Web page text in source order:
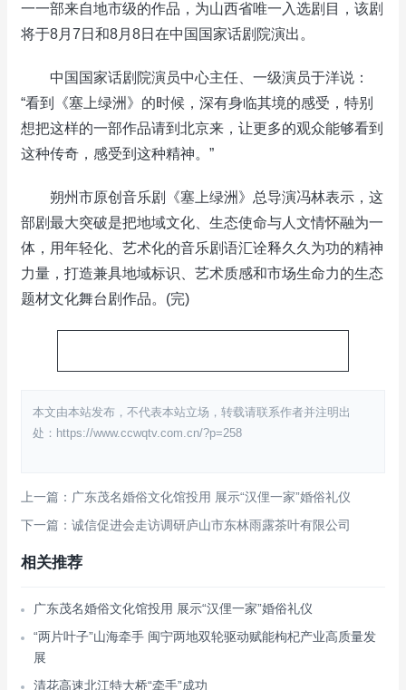
一一部来自地市级的作品，为山西省唯一入选剧目，该剧
将于8月7日和8月8日在中国国家话剧院演出。
中国国家话剧院演员中心主任、一级演员于洋说：
“看到《塞上绿洲》的时候，深有身临其境的感受，特别
想把这样的一部作品请到北京来，让更多的观众能够看到
这种传奇，感受到这种精神。”
朔州市原创音乐剧《塞上绿洲》总导演冯林表示，这
部剧最大突破是把地域文化、生态使命与人文情怀融为一
体，用年轻化、艺术化的音乐剧语汇诠释久久为功的精神
力量，打造兼具地域标识、艺术质感和市场生命力的生态
题材文化舞台剧作品。(完)
本文由本站发布，不代表本站立场，转载请联系作者并注明出
处：https://www.ccwqtv.com.cn/?p=258
上一篇：广东茂名婚俗文化馆投用 展示“汉俚一家”婚俗礼仪
下一篇：诚信促进会走访调研庐山市东林雨露茶叶有限公司
相关推荐
广东茂名婚俗文化馆投用 展示“汉俚一家”婚俗礼仪
“两片叶子”山海牵手 闽宁两地双轮驱动赋能枸杞产业高质量发
展
清花高速北江特大桥“牵手”成功